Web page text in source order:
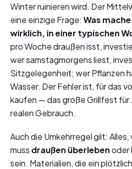
Winter ruinieren wird. Der
eine einzige Frage: Was
wirklich, in einer typischen
pro Woche draußen isst,
wer samstagmorgens liest,
Sitzgelegenheit; wer Pflanzen
Wasser. Der Fehler ist, für das
kaufen — das große Grillfest
realen Gebrauch.
Auch die Umkehrregel gilt:
muss draußen überlebenoder
sein. Materialien, die ein